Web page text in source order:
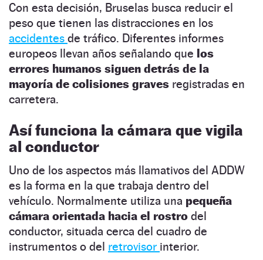
Con esta decisión, Bruselas busca reducir el
peso que tienen las distracciones en los
accidentes de tráfico. Diferentes informes
europeos llevan años señalando que los
errores humanos siguen detrás de la
mayoría de colisiones graves registradas en
carretera.
Así funciona la cámara que vigila
al conductor
Uno de los aspectos más llamativos del ADDW
es la forma en la que trabaja dentro del
vehículo. Normalmente utiliza una pequeña
cámara orientada hacia el rostro del
conductor, situada cerca del cuadro de
instrumentos o del retrovisor interior.